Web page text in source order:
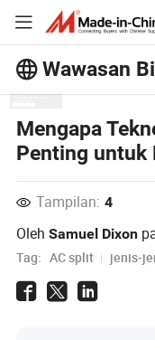
Wawasan
Wawasan Bisnis!
Lihat Lainnya
Mengapa
Penting untuk
Tampilan: 4
OlehSamuel Dixon
Tag: AC split jenis-